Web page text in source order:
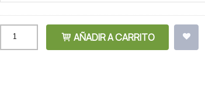
AÑADIR A CARRITO